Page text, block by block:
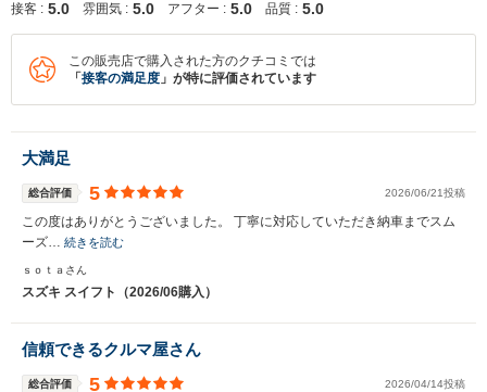
接客 : 5.0 雰囲気 : 5.0 アフター : 5.0 品質 : 5.0
この販売店で購入された方のクチコミでは
「 接客の満足度 」が特に評価されています
大満足
総合評価 5 2026/06/21投稿
この度はありがとうございました。 丁寧に対応していただき納車までスム
ーズ… 続きを読む
ｓｏｔａさん
スズキ スイフト（2026/06購入）
信頼できるクルマ屋さん
総合評価 5 2026/04/14投稿
※保存された情報は90 日で破棄されます
いいえ